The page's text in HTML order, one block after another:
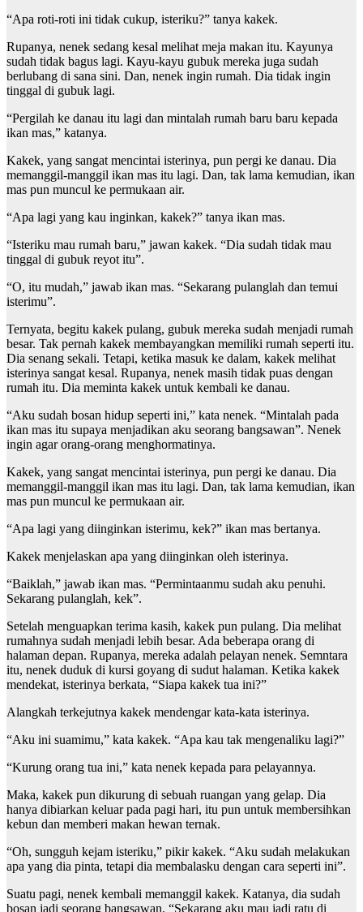
“Apa roti-roti ini tidak cukup, isteriku?” tanya kakek.
Rupanya, nenek sedang kesal melihat meja makan itu. Kayunya
sudah tidak bagus lagi. Kayu-kayu gubuk mereka juga sudah
berlubang di sana sini. Dan, nenek ingin rumah. Dia tidak ingin
tinggal di gubuk lagi.
“Pergilah ke danau itu lagi dan mintalah rumah baru baru kepada
ikan mas,” katanya.
Kakek, yang sangat mencintai isterinya, pun pergi ke danau. Dia
memanggil-manggil ikan mas itu lagi. Dan, tak lama kemudian, ikan
mas pun muncul ke permukaan air.
“Apa lagi yang kau inginkan, kakek?” tanya ikan mas.
“Isteriku mau rumah baru,” jawan kakek. “Dia sudah tidak mau
tinggal di gubuk reyot itu”.
“O, itu mudah,” jawab ikan mas. “Sekarang pulanglah dan temui
isterimu”.
Ternyata, begitu kakek pulang, gubuk mereka sudah menjadi rumah
besar. Tak pernah kakek membayangkan memiliki rumah seperti itu.
Dia senang sekali. Tetapi, ketika masuk ke dalam, kakek melihat
isterinya sangat kesal. Rupanya, nenek masih tidak puas dengan
rumah itu. Dia meminta kakek untuk kembali ke danau.
“Aku sudah bosan hidup seperti ini,” kata nenek. “Mintalah pada
ikan mas itu supaya menjadikan aku seorang bangsawan”. Nenek
ingin agar orang-orang menghormatinya.
Kakek, yang sangat mencintai isterinya, pun pergi ke danau. Dia
memanggil-manggil ikan mas itu lagi. Dan, tak lama kemudian, ikan
mas pun muncul ke permukaan air.
“Apa lagi yang diinginkan isterimu, kek?” ikan mas bertanya.
Kakek menjelaskan apa yang diinginkan oleh isterinya.
“Baiklah,” jawab ikan mas. “Permintaanmu sudah aku penuhi.
Sekarang pulanglah, kek”.
Setelah menguapkan terima kasih, kakek pun pulang. Dia melihat
rumahnya sudah menjadi lebih besar. Ada beberapa orang di
halaman depan. Rupanya, mereka adalah pelayan nenek. Semntara
itu, nenek duduk di kursi goyang di sudut halaman. Ketika kakek
mendekat, isterinya berkata, “Siapa kakek tua ini?”
Alangkah terkejutnya kakek mendengar kata-kata isterinya.
“Aku ini suamimu,” kata kakek. “Apa kau tak mengenaliku lagi?”
“Kurung orang tua ini,” kata nenek kepada para pelayannya.
Maka, kakek pun dikurung di sebuah ruangan yang gelap. Dia
hanya dibiarkan keluar pada pagi hari, itu pun untuk membersihkan
kebun dan memberi makan hewan ternak.
“Oh, sungguh kejam isteriku,” pikir kakek. “Aku sudah melakukan
apa yang dia pinta, tetapi dia membalasku dengan cara seperti ini”.
Suatu pagi, nenek kembali memanggil kakek. Katanya, dia sudah
bosan jadi seorang bangsawan. “Sekarang aku mau jadi ratu di